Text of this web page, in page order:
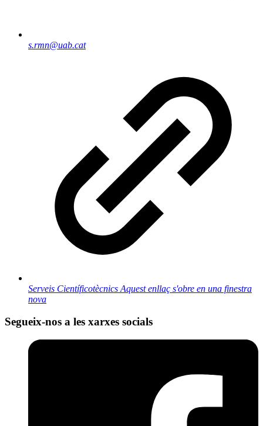
s.rmn@uab.cat
Serveis Científicotècnics Aquest enllaç s'obre en una finestra
nova
Segueix-nos a les xarxes socials